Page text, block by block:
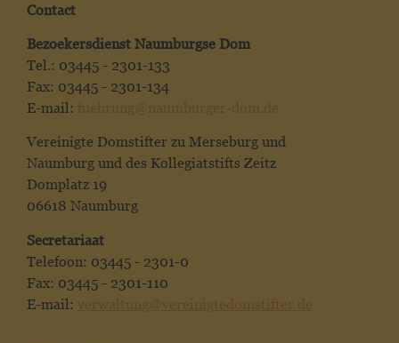
Contact
Bezoekersdienst Naumburgse Dom
Tel.: 03445 - 2301-133
Fax: 03445 - 2301-134
E-mail:
Vereinigte Domstifter zu Merseburg und
Naumburg und des Kollegiatstifts Zeitz
Domplatz 19
06618 Naumburg
Secretariaat
Telefoon: 03445 - 2301-0
Fax: 03445 - 2301-110
E-mail: